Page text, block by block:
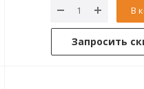
В
Запросить